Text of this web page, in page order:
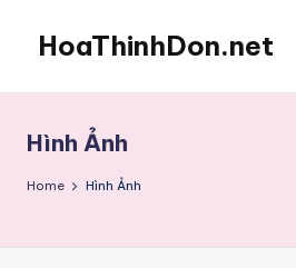
content
HoaThinhDon.net
in
Washington
D.C.
Hình Ảnh
Home Hình Ảnh